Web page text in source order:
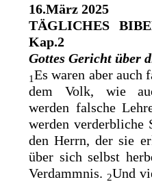
16.März 2025
TÄGLICHES
Kap.2
Gottes Gericht über
1Es waren aber auch
dem Volk, wie
werden falsche
werden verderbliche
den Herrn, der sie
über sich selbst
Verdammnis. 2Und